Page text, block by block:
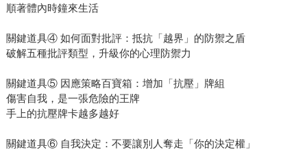
順著體內時鐘來生活
關鍵道具④ 如何面對批評：抵抗「越界」的防禦之盾
破解五種批評類型，升級你的心理防禦力
關鍵道具⑤ 因應策略百寶箱：增加「抗壓」牌組
傷害自我，是一張危險的王牌
手上的抗壓牌卡越多越好
關鍵道具⑥ 自我決定：不要讓別人奪走「你的決定權」